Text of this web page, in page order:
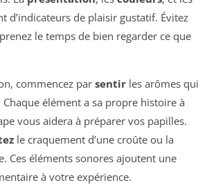
d’indicateurs de plaisir gustatif. Évitez
le temps de bien regarder ce que
commencez par sentir les arômes qui
élément a sa propre histoire à
vous aidera à préparer vos papilles.
le craquement d’une croûte ou la
Ces éléments sonores ajoutent une
à votre expérience.